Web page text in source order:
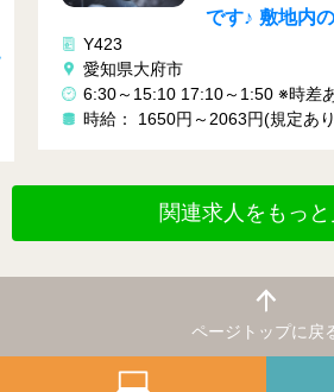
です♪ 敷地内
Y423
愛知県大府市
6:30～15:10 17:10～1:50 ※時差
時給： 1650円～2063円(規定あ
関連求人をもっと
ページトップに戻